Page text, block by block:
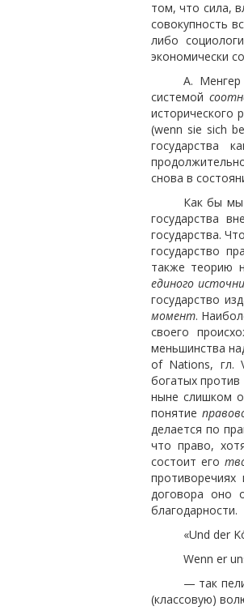
том, что сила,
совокупность
либо
экономически
А.
системой
исторического
(wenn sie sich
государства
снова в
Как бы мы
государства
государства.
государство
также теорию
единого
государство
момент.
своего
меньшинства
of Nations, гл.
богатых
ныне слишком
понятие
делается по
что право,
состоит его
договора оно
благодарности.
«Und der
Wenn er
— так
(классовую)